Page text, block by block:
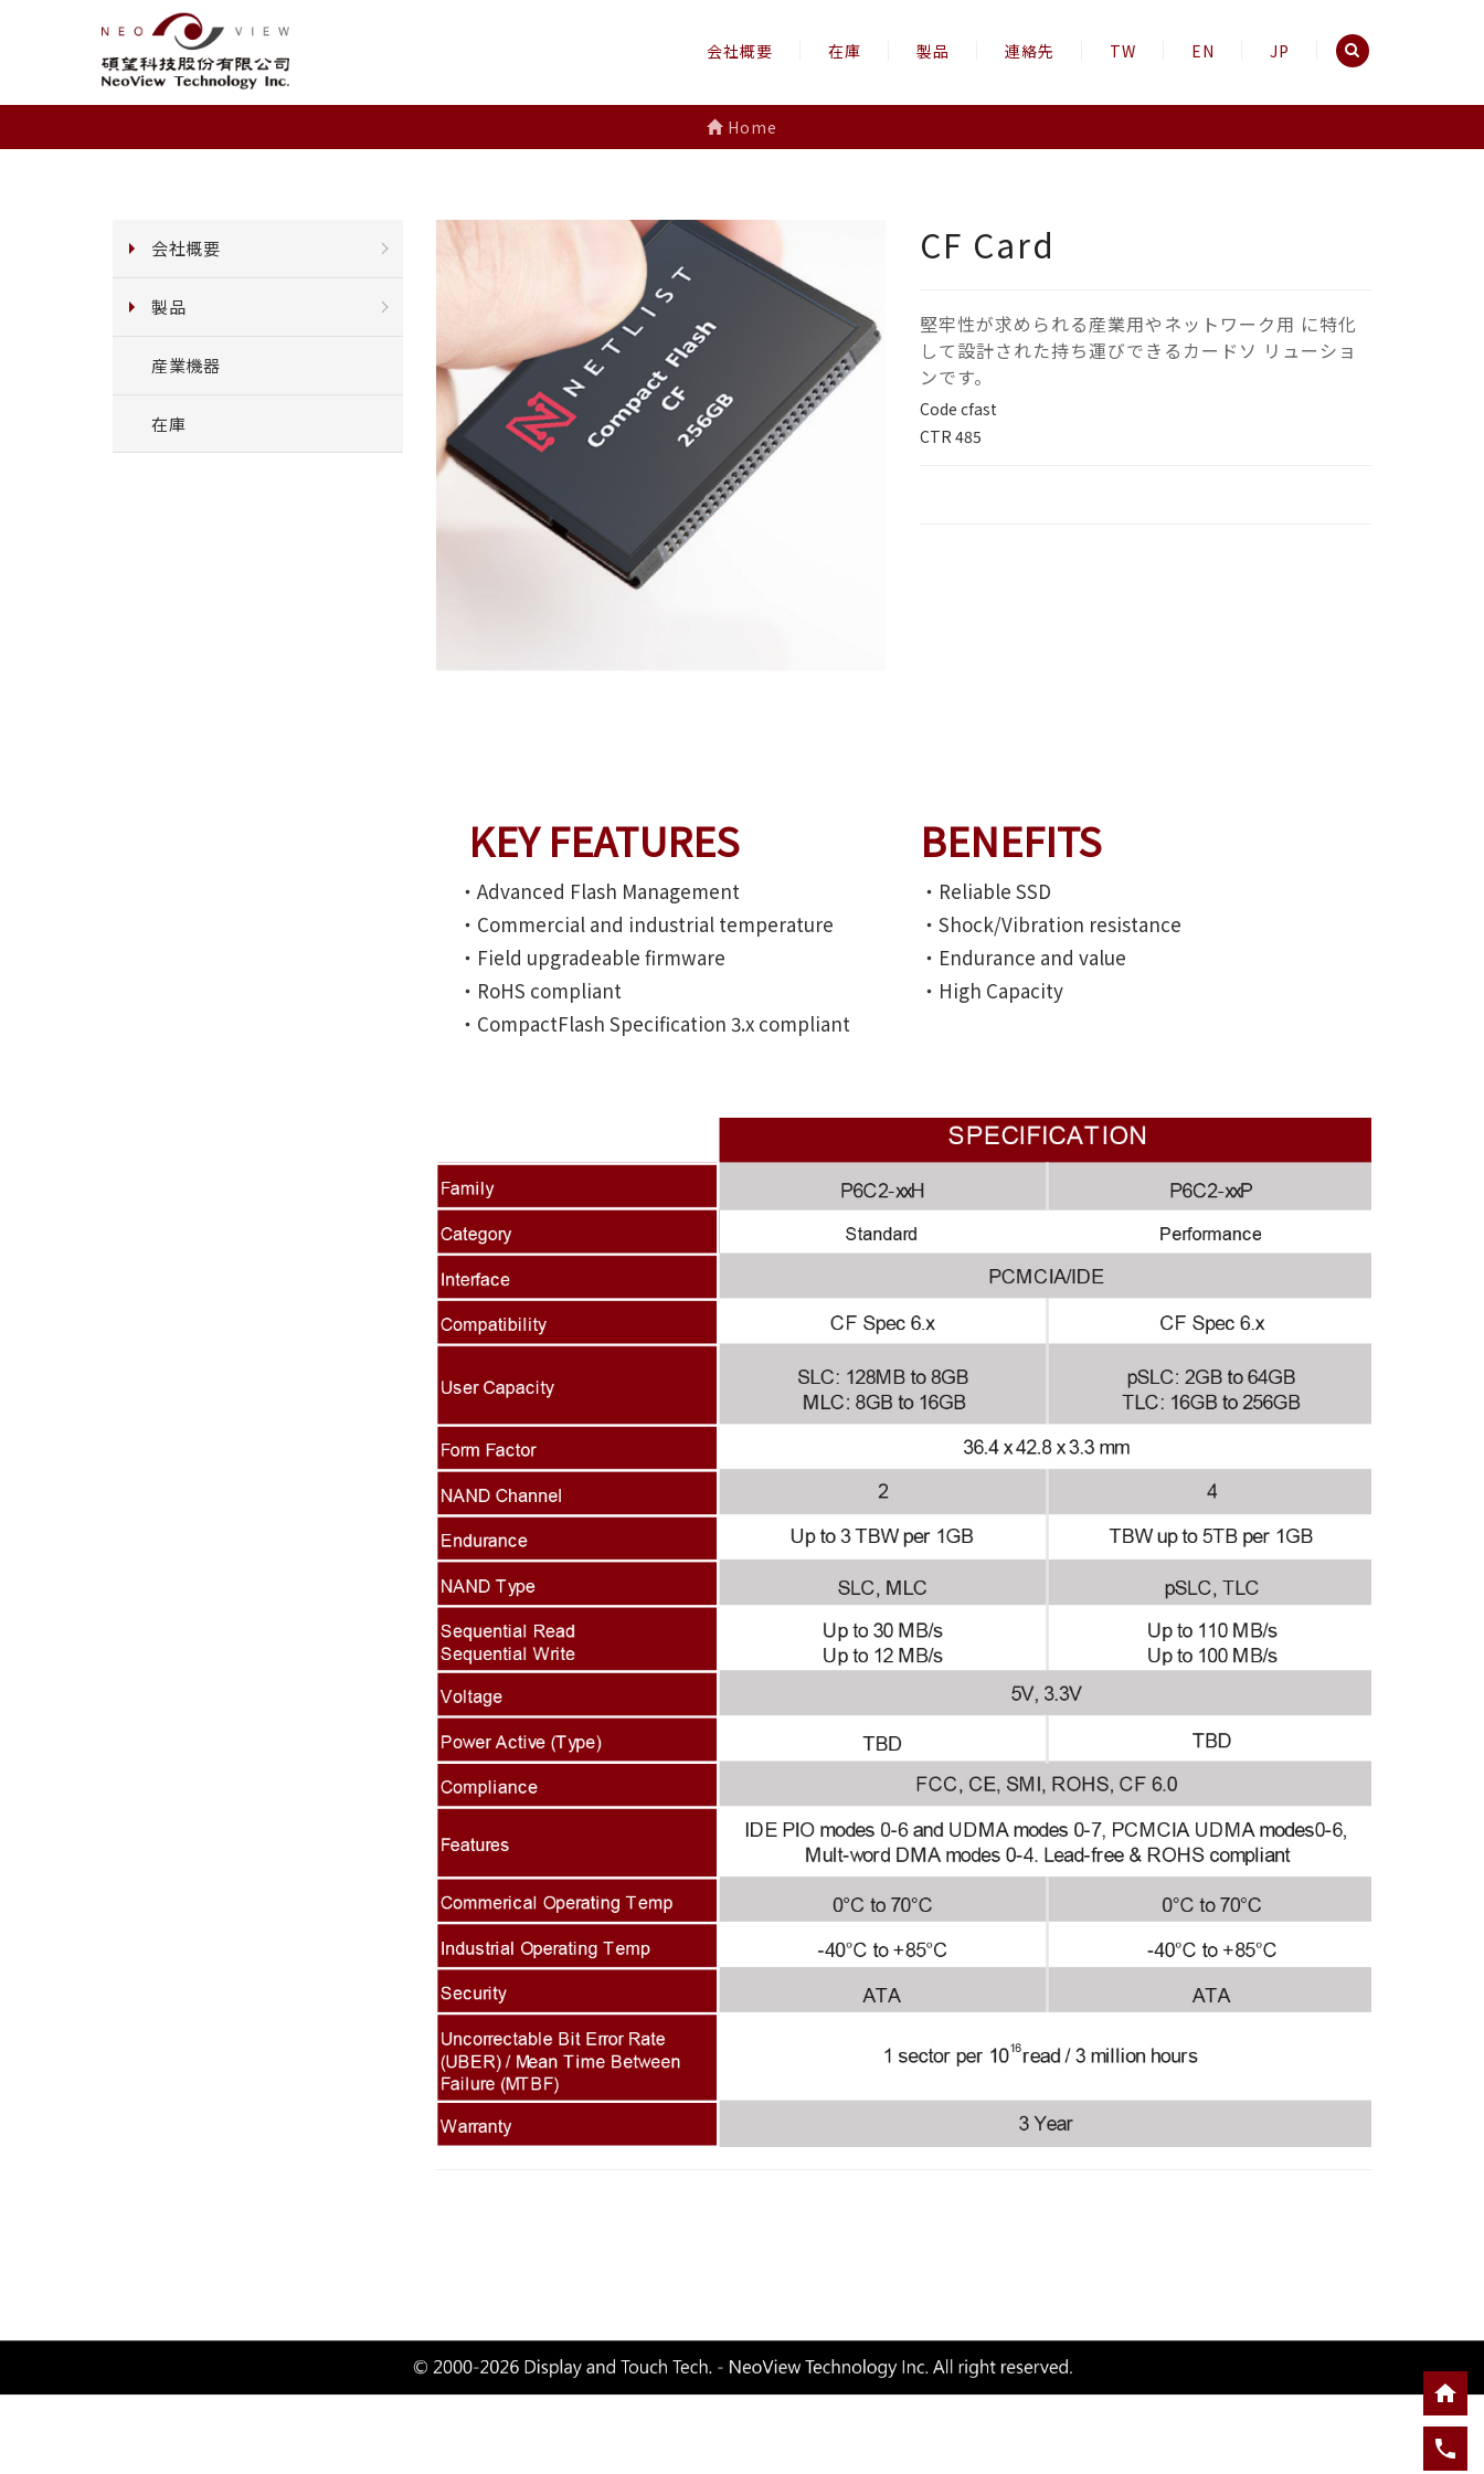
会社概要 在庫 製品 連絡先 TW EN JP
Home
会社概要
製品
産業機器
在庫
CF Card
堅牢性が求められる産業用やネットワーク用 に特化
して設計された持ち運びできるカードソ リューショ
ンです。
Codecfast
CTR485
KEY FEATURES
‧Advanced Flash Management
‧Commercial and industrial temperature
‧Field upgradeable firmware
‧RoHS compliant
‧CompactFlash Specification 3.x compliant
BENEFITS
‧Reliable SSD
‧Shock/Vibration resistance
‧Endurance and value
‧High Capacity